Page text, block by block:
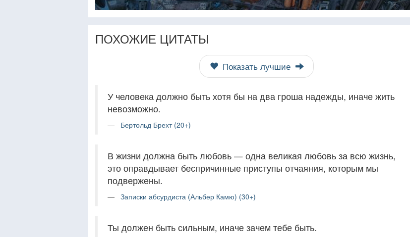
ПОХОЖИЕ ЦИТАТЫ
Показать лучшие
У человека должно быть хотя бы на два гроша надежды, иначе жить
невозможно.
Бертольд Брехт (20+)
В жизни должна быть любовь — одна великая любовь за всю жизнь,
это оправдывает беспричинные приступы отчаяния, которым мы
подвержены.
Записки абсурдиста (Альбер Камю) (30+)
Ты должен быть сильным, иначе зачем тебе быть.